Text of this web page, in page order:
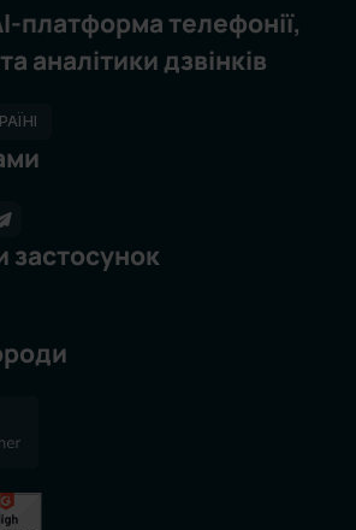
платформа телефонії,
аналітики дзвінків
застосунок